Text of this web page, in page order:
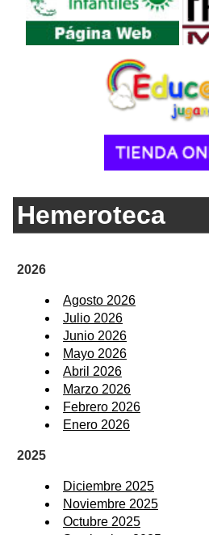
Hemeroteca
2026
Agosto 2026
Julio 2026
Junio 2026
Mayo 2026
Abril 2026
Marzo 2026
Febrero 2026
Enero 2026
2025
Diciembre 2025
Noviembre 2025
Octubre 2025